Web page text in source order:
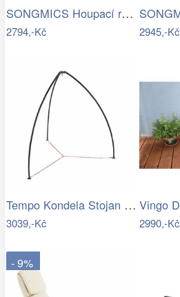
SONGMICS Houpací relaxační křeslo…
2794,-Kč 2945,-Kč
Tempo Kondela Stojan pro závěsné křeslo…
3039,-Kč 2990,-Kč
- 9%